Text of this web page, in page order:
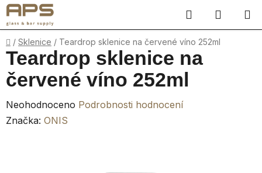
Přejít
na
obsah
Hledat
KOŠÍK
Domů
/ Sklenice / Teardrop sklenice na červené víno 252ml
Teardrop sklenice na
červené víno 252ml
Průměrné
hodnocení
Neohodnoceno Podrobnosti hodnocení
Značka: ONIS